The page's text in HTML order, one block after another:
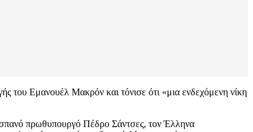
του Εμανουέλ Μακρόν και τόνισε ότι «μια ενδεχόμενη νίκη
πρωθυπουργό Πέδρο Σάντσες, τον Έλληνα